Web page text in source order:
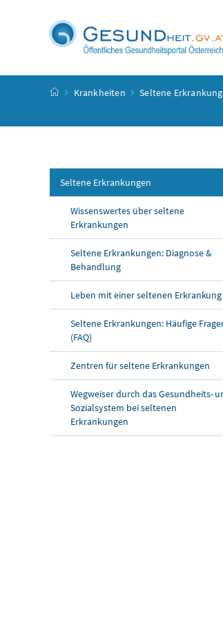
Startseite
Krankheiten Seltene
Seltene Erkrankungen
Wissenswertes über seltene
Erkrankungen
Seltene Erkrankungen: Diagnose &
Behandlung
Leben mit einer seltenen Erkrankung
Seltene Erkrankungen: Häufige
(FAQ)
Zentren für seltene Erkrankungen
Wegweiser durch das Gesundheits-
Sozialsystem bei seltenen
Erkrankungen